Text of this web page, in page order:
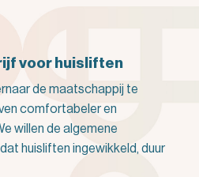
voor huisliften
de maatschappij te
comfortabeler en
willen de algemene
huisliften ingewikkeld, duur